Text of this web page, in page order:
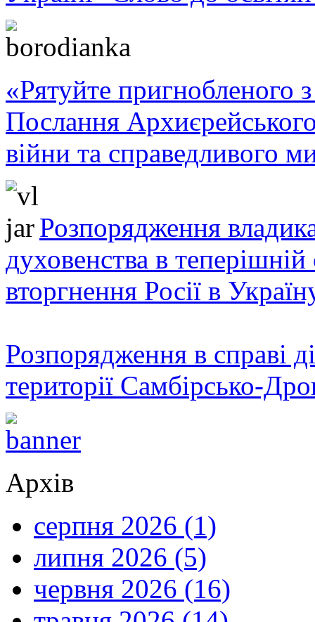
«Рятуйте пригнобленого
Послання
війни та справедливого
Розпорядження
духовенства в теперішній
вторгнення Росії в
Розпорядження в справі
території Самбірсько-
Архів
серпня 2026 (1)
липня 2026 (5)
червня 2026 (16)